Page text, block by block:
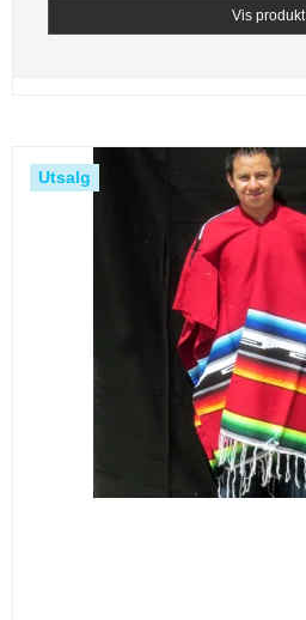
Vis produkt
Utsalg